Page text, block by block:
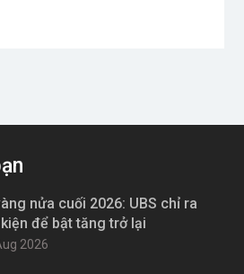
nửa cuối 2026: UBS chỉ ra
để bật tăng trở lại
2026